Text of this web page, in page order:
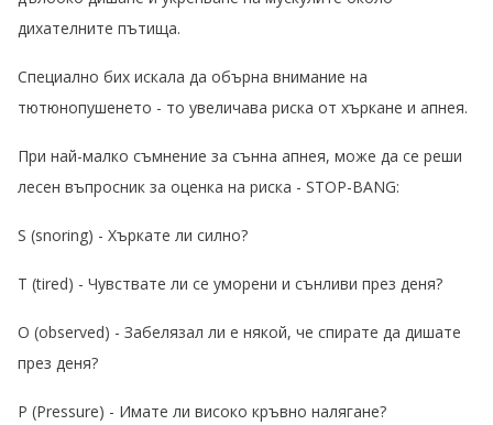
дихателните пътища.
Специално бих искала да обърна внимание на
тютюнопушенето - то увеличава риска от хъркане и апнея.
При най-малко съмнение за сънна апнея, може да се реши
лесен въпросник за оценка на риска - STOP-BANG:
S (snoring) - Хъркате ли силно?
T (tired) - Чувствате ли се уморени и сънливи през деня?
O (observed) - Забелязал ли е някой, че спирате да дишате
през деня?
P (Pressure) - Имате ли високо кръвно налягане?